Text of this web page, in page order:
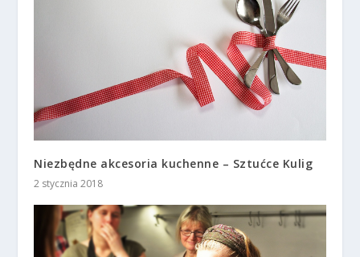
Niezbędne akcesoria kuchenne – Sztućce Kulig
2 stycznia 2018